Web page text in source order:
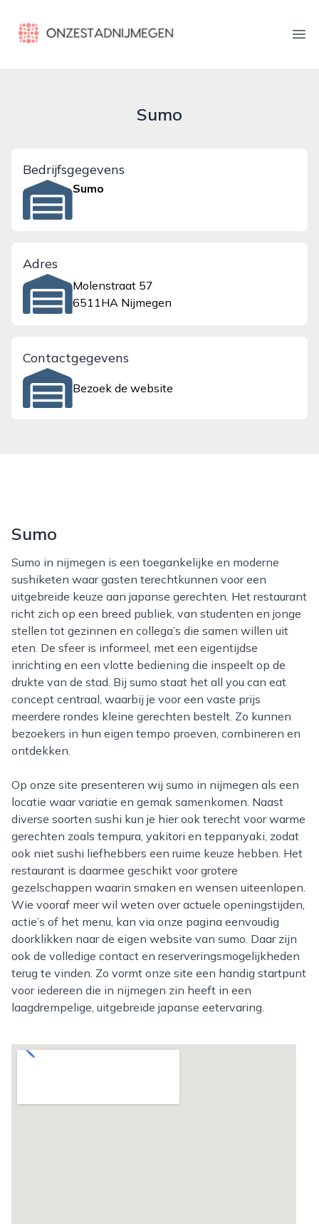
onzestadnijmegen.nl
Sumo
Bedrijfsgegevens
Sumo
Adres
Molenstraat 57
6511HA Nijmegen
Contactgegevens
Bezoek de website
Sumo
Sumo in nijmegen is een toegankelijke en moderne
sushiketen waar gasten terechtkunnen voor een
uitgebreide keuze aan japanse gerechten. Het restaurant
richt zich op een breed publiek, van studenten en jonge
stellen tot gezinnen en collega’s die samen willen uit
eten. De sfeer is informeel, met een eigentijdse
inrichting en een vlotte bediening die inspeelt op de
drukte van de stad. Bij sumo staat het all you can eat
concept centraal, waarbij je voor een vaste prijs
meerdere rondes kleine gerechten bestelt. Zo kunnen
bezoekers in hun eigen tempo proeven, combineren en
ontdekken.
Op onze site presenteren wij sumo in nijmegen als een
locatie waar variatie en gemak samenkomen. Naast
diverse soorten sushi kun je hier ook terecht voor warme
gerechten zoals tempura, yakitori en teppanyaki, zodat
ook niet sushi liefhebbers een ruime keuze hebben. Het
restaurant is daarmee geschikt voor grotere
gezelschappen waarin smaken en wensen uiteenlopen.
Wie vooraf meer wil weten over actuele openingstijden,
actie’s of het menu, kan via onze pagina eenvoudig
doorklikken naar de eigen website van sumo. Daar zijn
ook de volledige contact en reserveringsmogelijkheden
terug te vinden. Zo vormt onze site een handig startpunt
voor iedereen die in nijmegen zin heeft in een
laagdrempelige, uitgebreide japanse eetervaring.